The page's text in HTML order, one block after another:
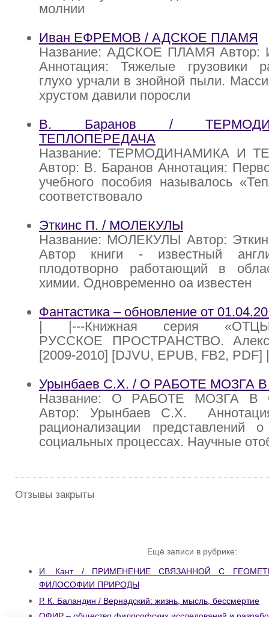
молнии
Иван ЕФРЕМОВ / АДСКОЕ ПЛАМЯ
Название: АДСКОЕ ПЛАМЯ
Аннотация: Тяжелые грузовики
глухо урчали в знойной пыли.
хрустом давили поросли
В. Баранов /
ТЕПЛОПЕРЕДАЧА
Название: ТЕРМОДИНАМИКА И
Автор: В. Баранов Аннотация:
учебного пособия называлось
соответствовало
Эткинс П. / МОЛЕКУЛЫ
Название: МОЛЕКУЛЫ Автор:
Автор книги - известный
плодотворно работающий в
химии. Одновременно оа известен
Фантастика – обновление от
| |---Книжная серия
РУССКОЕ ПРОСТРАНСТВО.
[2009-2010] [DJVU, EPUB, FB2, PDF]
Урынбаев С.Х. / О РАБОТЕ МОЗГА
Название: О РАБОТЕ МОЗГА
Автор: Урынбаев С.Х.
рационализации представлений
социальных процессах. Научные
Отзывы закрыты
Ещё записи в рубрике:
И. Кант / ПРИМЕНЕНИЕ СВЯЗАННОЙ С
ФИЛОСОФИИ ПРИРОДЫ
Р. К. Баландин / Вернадский: жизнь, мысль, бессмертие